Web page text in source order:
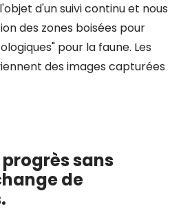
d'un suivi continu et nous
des zones boisées pour
pour la faune. Les
des images capturées
progrès sans
de